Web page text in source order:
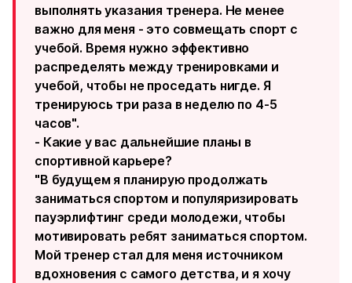
выполнять указания тренера. Не менее
важно для меня - это совмещать спорт с
учебой. Время нужно эффективно
распределять между тренировками и
учебой, чтобы не проседать нигде. Я
тренируюсь три раза в неделю по 4-5
часов".
- Какие у вас дальнейшие планы в
спортивной карьере?
"В будущем я планирую продолжать
заниматься спортом и популяризировать
пауэрлифтинг среди молодежи, чтобы
мотивировать ребят заниматься спортом.
Мой тренер стал для меня источником
вдохновения с самого детства, и я хочу